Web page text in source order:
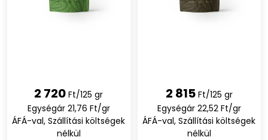
2 720 Ft/125 gr
Egységár 21,76 Ft/gr
ÁFÁ-val, Szállítási költségek
nélkül
2 815 Ft/125 gr
Egységár 22,52 Ft/gr
ÁFÁ-val, Szállítási költségek
nélkül